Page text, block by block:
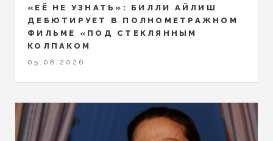
«ЕЁ НЕ УЗНАТЬ»: БИЛЛИ АЙЛИШ
ДЕБЮТИРУЕТ В ПОЛНОМЕТРАЖНОМ
ФИЛЬМЕ «ПОД СТЕКЛЯННЫМ
КОЛПАКОМ
05.08.2026